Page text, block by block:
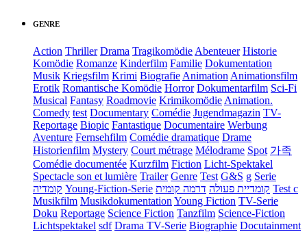
GENRE
Action Thriller Drama Tragikomödie Abenteuer Historie
Komödie Romanze Kinderfilm Familie Dokumentation
Musik Kriegsfilm Krimi Biografie Animation Animationsfilm
Erotik Romantische Komödie Horror Dokumentarfilm Sci-Fi
Musical Fantasy Roadmovie Krimikomödie Animation.
Comedy test Documentary Comédie Jugendmagazin TV-
Reportage Biopic Fantastique Documentaire Werbung
Aventure Fernsehfilm Comédie dramatique Drame
Historienfilm Mystery Court métrage Mélodrame Spot 가족
Comédie documentée Kurzfilm Fiction Licht-Spektakel
Spectacle son et lumière Trailer Genre Test G&S g Serie
קומדיה Young-Fiction-Serie קומדיית פעולה דרמה קומית
Test c
Musikfilm Musikdokumentation Young Fiction TV-Serie
Doku Reportage Science Fiction Tanzfilm Science-Fiction
Lichtspektakel sdf Drama TV-Serie Biographie Docutainment